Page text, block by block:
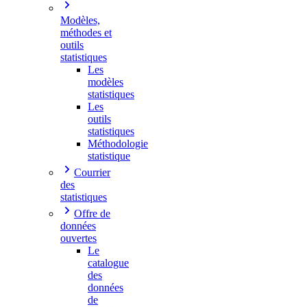
Modèles,
méthodes et
outils
statistiques
Les
modèles
statistiques
Les
outils
statistiques
Méthodologie
statistique
Courrier
des
statistiques
Offre de
données
ouvertes
Le
catalogue
des
données
de